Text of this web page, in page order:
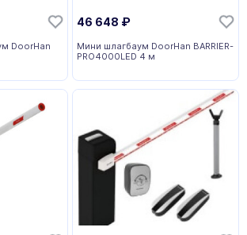
DoorHan
46 648 ₽
Мини шлагбаум DoorHan BARRIER-
PRO4000LED 4 м